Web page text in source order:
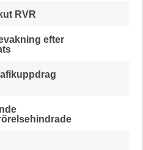
RVR
efter